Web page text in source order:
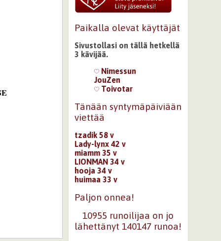
Paikalla olevat käyttäjät
Sivustollasi on tällä hetkellä
3 kävijää.
Nimessun
JouZen
Toivotar
Tänään syntymäpäiviään
viettää
tzadik 58 v
Lady-lynx 42 v
miamm 35 v
LIONMAN 34 v
hooja 34 v
huimaa 33 v
Paljon onnea!
10955 runoilijaa on jo
lähettänyt 140147 runoa!